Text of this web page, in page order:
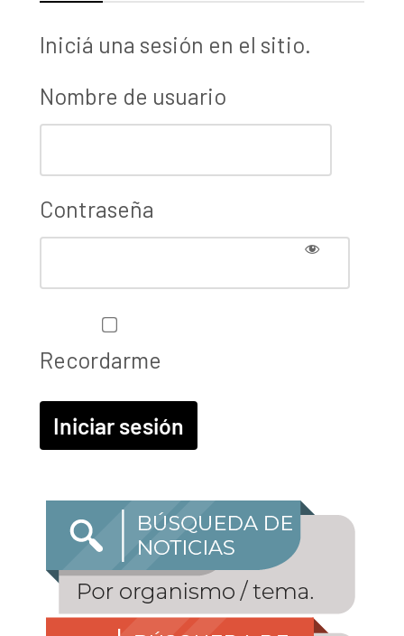
Iniciá una sesión en el sitio.
Nombre de usuario
Contraseña
Recordarme